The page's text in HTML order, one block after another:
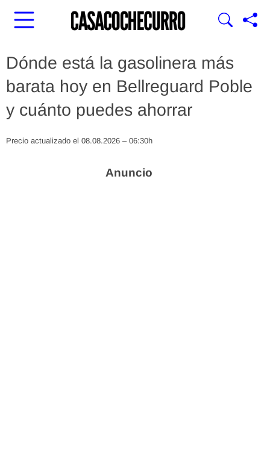
Dónde está la gasolinera más
barata hoy en Bellreguard Poble
y cuánto puedes ahorrar
Precio actualizado el 08.08.2026 – 06:30h